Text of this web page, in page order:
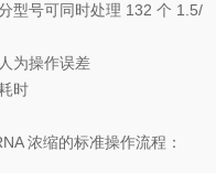
型号可同时处理 132 个 1.5/
为操作误差
时
浓缩的标准操作流程：